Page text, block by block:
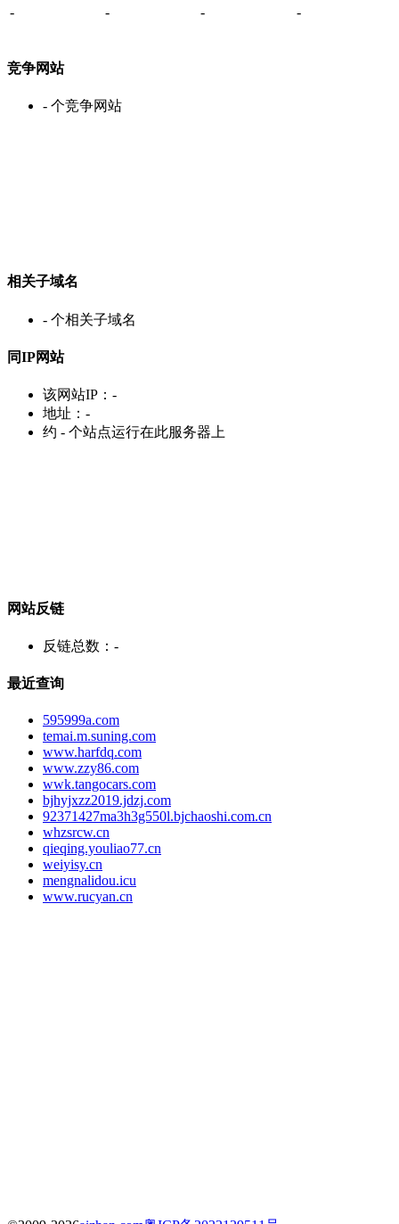
-
- - -
竞争网站
- 个竞争网站
相关子域名
- 个相关子域名
同IP网站
该网站IP： -
地址： -
约 - 个站点运行在此服务器上
网站反链
反链总数： -
最近查询
595999a.com
temai.m.suning.com
www.harfdq.com
www.zzy86.com
wwk.tangocars.com
bjhyjxzz2019.jdzj.com
92371427ma3h3g550l.bjchaoshi.com.cn
whzsrcw.cn
qieqing.youliao77.cn
weiyisy.cn
mengnalidou.icu
www.rucyan.cn